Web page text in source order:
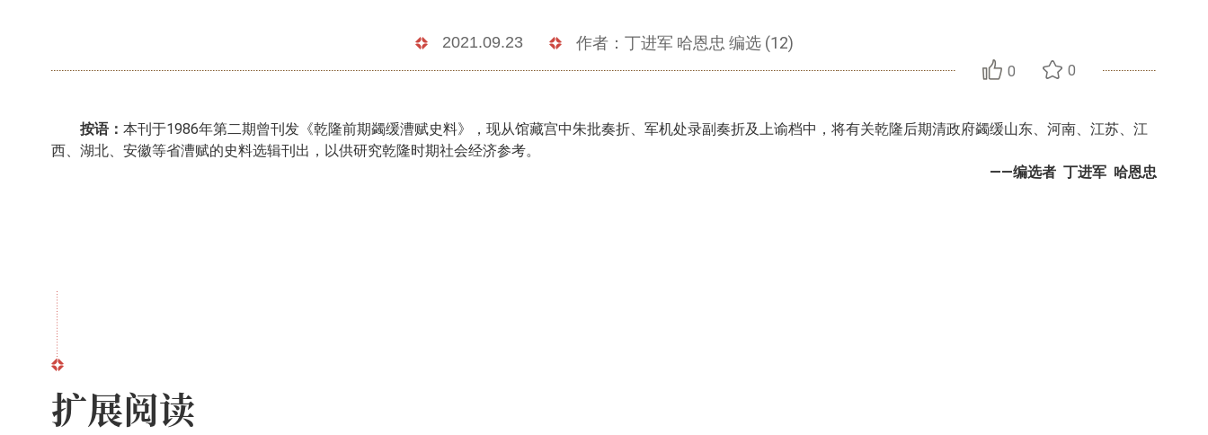
2021.09.23 作者：丁进军 哈恩忠 编选 (12)
0 0
按语： 本刊于1986年第二期曾刊发《乾隆前期蠲缓漕赋史料》，现从馆藏宫中朱批奏折、军机处录副奏折及上谕档中，将有关乾隆后期清政府蠲缓山东、河南、江苏、江
西、湖北、安徽等省漕赋的史料选辑刊出，以供研究乾隆时期社会经济参考。
——编选者 丁进军 哈恩忠
扩展阅读